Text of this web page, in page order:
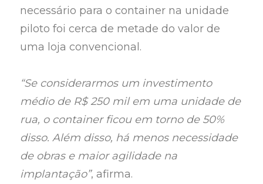
necessário para o container na unidade
piloto foi cerca de metade do valor de
uma loja convencional.
“Se considerarmos um investimento
médio de R$ 250 mil em uma unidade de
rua, o container ficou em torno de 50%
disso. Além disso, há menos necessidade
de obras e maior agilidade na
implantação”, afirma.